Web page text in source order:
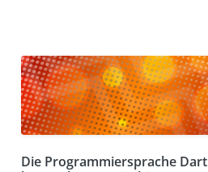
Die Programmiersprache Dart